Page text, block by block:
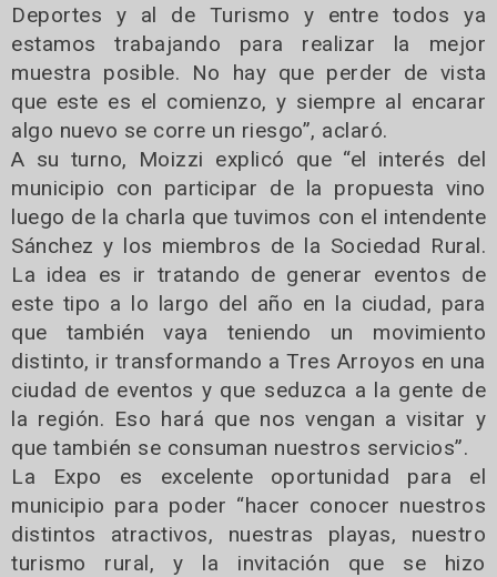
Deportes y al de Turismo y entre todos ya
estamos trabajando para realizar la mejor
muestra posible. No hay que perder de vista
que este es el comienzo, y siempre al encarar
algo nuevo se corre un riesgo”, aclaró.
A su turno, Moizzi explicó que “el interés del
municipio con participar de la propuesta vino
luego de la charla que tuvimos con el intendente
Sánchez y los miembros de la Sociedad Rural.
La idea es ir tratando de generar eventos de
este tipo a lo largo del año en la ciudad, para
que también vaya teniendo un movimiento
distinto, ir transformando a Tres Arroyos en una
ciudad de eventos y que seduzca a la gente de
la región. Eso hará que nos vengan a visitar y
que también se consuman nuestros servicios”.
La Expo es excelente oportunidad para el
municipio para poder “hacer conocer nuestros
distintos atractivos, nuestras playas, nuestro
turismo rural, y la invitación que se hizo